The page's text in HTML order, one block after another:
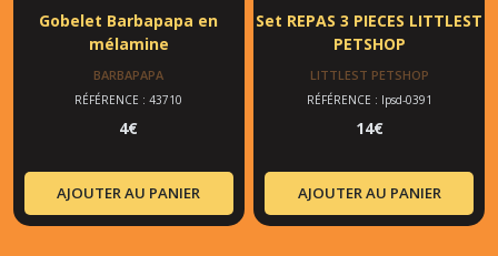
Gobelet Barbapapa en
mélamine
BARBAPAPA
RÉFÉRENCE : 43710
4€
AJOUTER AU PANIER
Set REPAS 3 PIECES LITTLEST
PETSHOP
LITTLEST PETSHOP
RÉFÉRENCE : lpsd-0391
14€
AJOUTER AU PANIER